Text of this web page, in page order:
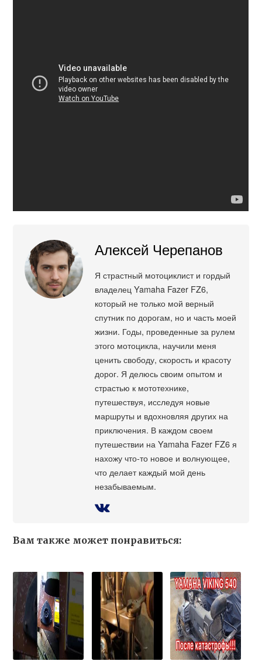
Алексей Черепанов
Я страстный мотоциклист и гордый
владелец Yamaha Fazer FZ6,
который не только мой верный
спутник по дорогам, но и часть моей
жизни. Годы, проведенные за рулем
этого мотоцикла, научили меня
ценить свободу, скорость и красоту
дорог. Я делюсь своим опытом и
страстью к мототехнике,
путешествуя, исследуя новые
маршруты и вдохновляя других на
приключения. В каждом своем
путешествии на Yamaha Fazer FZ6 я
нахожу что-то новое и волнующее,
что делает каждый мой день
незабываемым.
Вам также может понравиться: